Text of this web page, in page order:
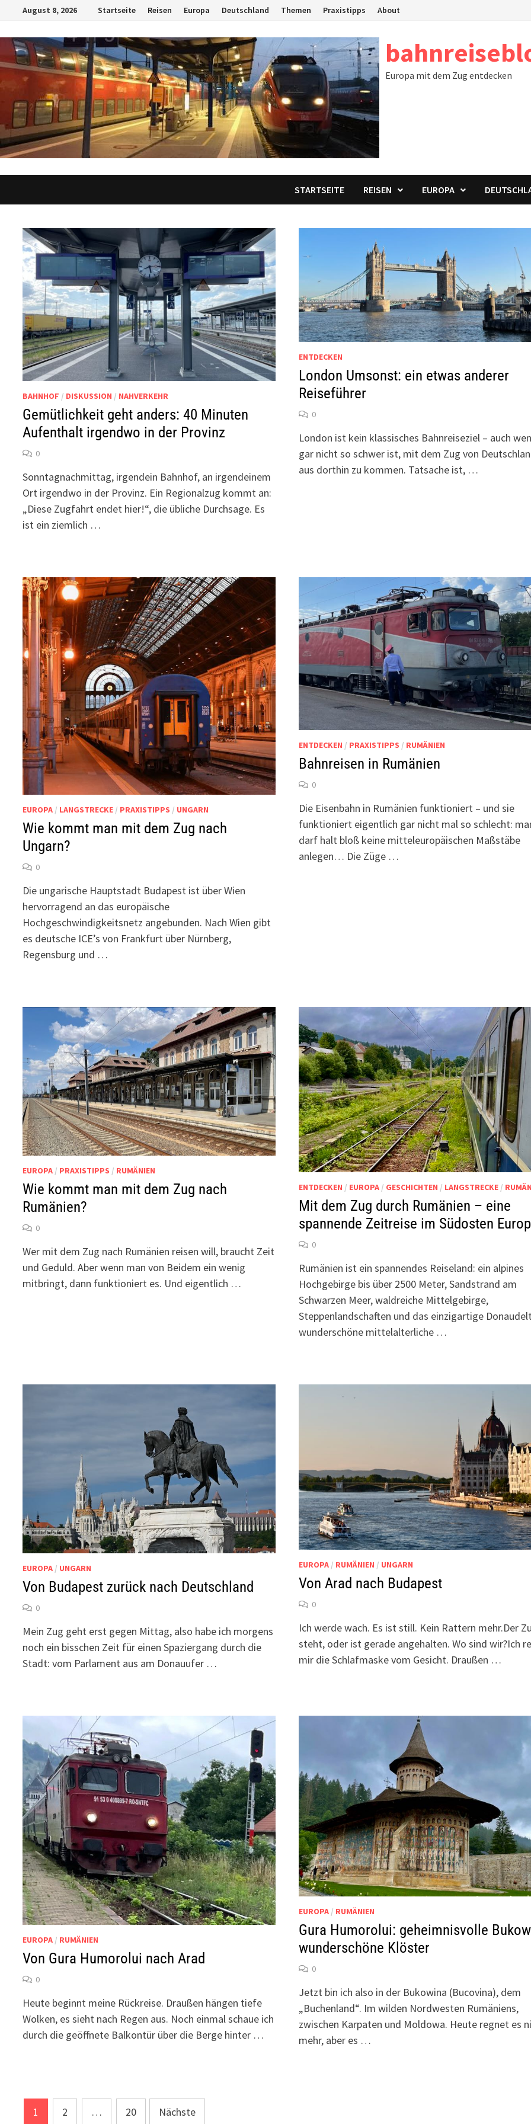
springen
August 8, 2026 Startseite Reisen Europa Deutschland Themen Praxistipps About
Europa mit dem Zug entdecken
STARTSEITE REISEN EUROPA
BAHNHOF / DISKUSSION / NAHVERKEHR
Gemütlichkeit geht anders: 40 Minuten
Aufenthalt irgendwo in der Provinz
0
Sonntagnachmittag, irgendein Bahnhof, an irgendeinem
Ort irgendwo in der Provinz. Ein Regionalzug kommt an:
„Diese Zugfahrt endet hier!“, die übliche Durchsage. Es
ist ein ziemlich …
ENTDECKEN
London Umsonst: ein etwas anderer
Reiseführer
0
London ist kein klassisches Bahnreiseziel – auch
gar nicht so schwer ist, mit dem Zug von
aus dorthin zu kommen. Tatsache ist, …
EUROPA / LANGSTRECKE / PRAXISTIPPS / UNGARN
Wie kommt man mit dem Zug nach
Ungarn?
0
Die ungarische Hauptstadt Budapest ist über Wien
hervorragend an das europäische
Hochgeschwindigkeitsnetz angebunden. Nach Wien gibt
es deutsche ICE’s von Frankfurt über Nürnberg,
Regensburg und …
ENTDECKEN / PRAXISTIPPS / RUMÄNIEN
Bahnreisen in Rumänien
0
Die Eisenbahn in Rumänien funktioniert – und sie
funktioniert eigentlich gar nicht mal so schlecht:
darf halt bloß keine mitteleuropäischen Maßstäbe
anlegen… Die Züge …
EUROPA / PRAXISTIPPS / RUMÄNIEN
Wie kommt man mit dem Zug nach
Rumänien?
0
Wer mit dem Zug nach Rumänien reisen will, braucht Zeit
und Geduld. Aber wenn man von Beidem ein wenig
mitbringt, dann funktioniert es. Und eigentlich …
ENTDECKEN / EUROPA/ GESCHICHTEN / LANGSTRECKE/
Mit dem Zug durch Rumänien – eine
spannende Zeitreise im Südosten
0
Rumänien ist ein spannendes Reiseland: ein alpines
Hochgebirge bis über 2500 Meter, Sandstrand am
Schwarzen Meer, waldreiche Mittelgebirge,
Steppenlandschaften und das einzigartige
wunderschöne mittelalterliche …
EUROPA / UNGARN
Von Budapest zurück nach Deutschland
0
Mein Zug geht erst gegen Mittag, also habe ich morgens
noch ein bisschen Zeit für einen Spaziergang durch die
Stadt: vom Parlament aus am Donauufer …
EUROPA/ RUMÄNIEN / UNGARN
Von Arad nach Budapest
0
Ich werde wach. Es ist still. Kein Rattern mehr.Der
steht, oder ist gerade angehalten. Wo sind wir?Ich
mir die Schlafmaske vom Gesicht. Draußen …
EUROPA / RUMÄNIEN
Von Gura Humorolui nach Arad
0
Heute beginnt meine Rückreise. Draußen hängen tiefe
Wolken, es sieht nach Regen aus. Noch einmal schaue ich
durch die geöffnete Balkontür über die Berge hinter …
EUROPA/ RUMÄNIEN
Gura Humorolui: geheimnisvolle
wunderschöne Klöster
0
Jetzt bin ich also in der Bukowina (Bucovina), dem
„Buchenland“. Im wilden Nordwesten Rumäniens,
zwischen Karpaten und Moldowa. Heute regnet es
mehr, aber es …
Seitennummerierung
1 2 … 20 Nächste